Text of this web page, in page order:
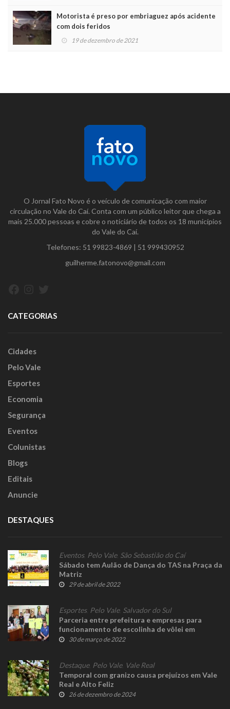
Motorista é preso por embriaguez após acidente
com dois feridos
19 de dezembro de 2021
O Jornal Fato Novo é o veículo de comunicação com maior
circulação no Vale do Caí. Conta com um público leitor que chega a
mais 25.000 pessoas e cobre o noticiário de todos os 18 municípios
do Vale do Caí.
Telefones: 51 99823-4869 | 51 999430952
guilherme.fatonovo@gmail.com
CATEGORIAS
Cidades
Pelo Vale
Esportes
Economia
Segurança
Eventos
Colunistas
Blogs
Editais
Anuncie
DESTAQUES
Eventos, Pelo Vale, São Sebastião do Caí
Sábado tem Aulão de Dança do TAS na Praça da
Matriz
29 de abril de 2022
Esportes, Pelo Vale, Salvador do Sul
Parceria entre prefeitura e empresas para
funcionamento de escolinha de vôlei em
Salvador do Sul
30 de março de 2022
Destaque, Pelo Vale, Vale Real
Temporal com granizo causa prejuízos em Vale
Real e Alto Feliz
26 de dezembro de 2024